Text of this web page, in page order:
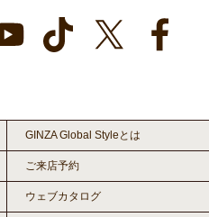
GINZA Global Styleとは
ご来店予約
ウェブカタログ